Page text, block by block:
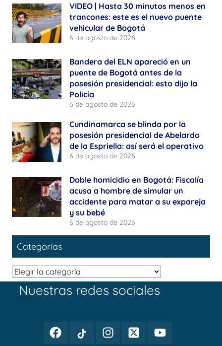
VIDEO | Hasta 30 minutos menos en
trancones: este es el nuevo puente
vehicular de Bogotá
6 de agosto de 2026
Bandera del ELN apareció en un
puente de Bogotá antes de la
posesión presidencial: esto dijo la
Policía
6 de agosto de 2026
Cundinamarca se blinda por la
posesión presidencial de Abelardo
de la Espriella: así será el operativo
6 de agosto de 2026
Doble homicidio en Bogotá: Fiscalía
acusa a hombre de simular un
accidente para matar a su expareja
y su bebé
6 de agosto de 2026
Categorías
Categorías
Nuestras redes sociales
FacebookTikTok
InstagramTwitterYoutube